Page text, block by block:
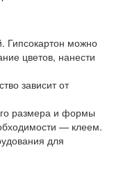
Гипсокартон можно
цветов, нанести
зависит от
размера и формы
— клеем.
для